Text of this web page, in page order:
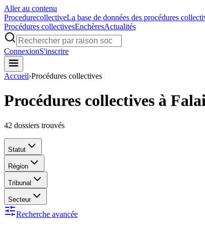
Aller au contenu
ProcedurecollectiveLa base de données des procédures
Procédures collectivesEnchèresActualités
ConnexionS'inscrire
Accueil›Procédures collectives
Procédures collectives à
42 dossiers trouvés
Statut
Région
Tribunal
Secteur
Recherche avancée